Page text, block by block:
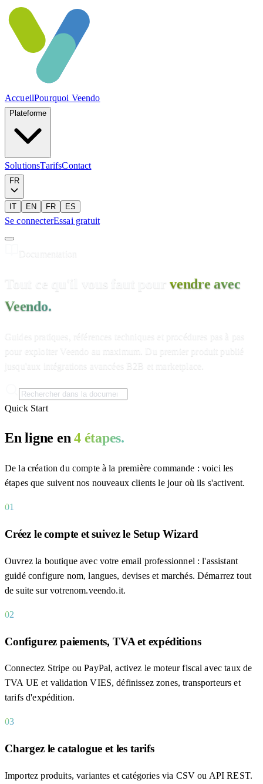
AccueilPourquoi Veendo
Plateforme
SolutionsTarifsContact
FR
IT EN FR ES
Se connecterEssai gratuit
Documentation
Tout ce qu'il vous faut pourvendre avec
Veendo.
Guides pratiques, références techniques et procédures pas à pas
pour exploiter Veendo au maximum. Du premier produit publié
jusqu'aux intégrations avancées B2B et marketplace.
Quick Start
En ligne en4 étapes.
De la création du compte à la première commande : voici les
étapes que suivent nos nouveaux clients le jour où ils s'activent.
01
Créez le compte et suivez le Setup Wizard
Ouvrez la boutique avec votre email professionnel : l'assistant
guidé configure nom, langues, devises et marchés. Démarrez tout
de suite sur votrenom.veendo.it.
02
Configurez paiements, TVA et expéditions
Connectez Stripe ou PayPal, activez le moteur fiscal avec taux de
TVA UE et validation VIES, définissez zones, transporteurs et
tarifs d'expédition.
03
Chargez le catalogue et les tarifs
Importez produits, variantes et catégories via CSV ou API REST.